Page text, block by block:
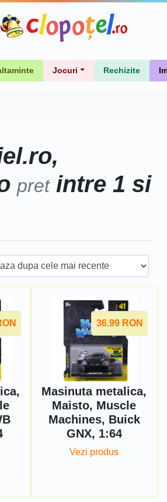
Jocuri Rechizite
pretintre 1 si
36.99 RON
Masinuta metalica,
Maisto, Muscle
Machines, Buick
GNX, 1:64
Vezi produs